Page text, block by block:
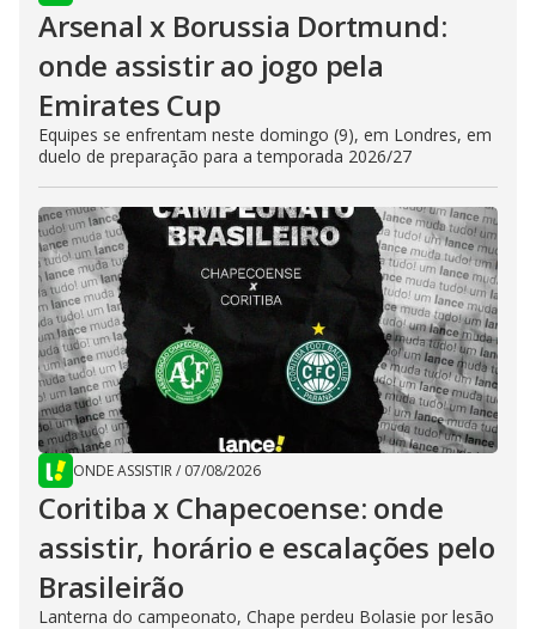
Arsenal x Borussia Dortmund:
onde assistir ao jogo pela
Emirates Cup
Equipes se enfrentam neste domingo (9), em Londres, em
duelo de preparação para a temporada 2026/27
ONDE ASSISTIR/ 07/08/2026
Coritiba x Chapecoense: onde
assistir, horário e escalações pelo
Brasileirão
Lanterna do campeonato, Chape perdeu Bolasie por lesão